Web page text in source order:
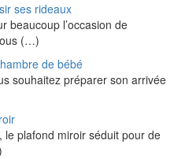
ses rideaux
beaucoup l’occasion de
(…)
de bébé
souhaitez préparer son arrivée
le plafond miroir séduit pour de